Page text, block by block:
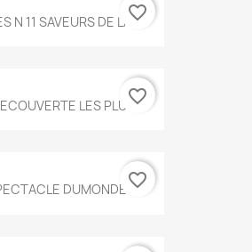
N 11 SAVEURS DE LA...
favorite_border
LES PLUS...
favorite_border
DUMONDE...favorite_border